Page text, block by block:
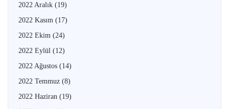
2022 Aralık (19)
2022 Kasım (17)
2022 Ekim (24)
2022 Eylül (12)
2022 Ağustos (14)
2022 Temmuz (8)
2022 Haziran (19)